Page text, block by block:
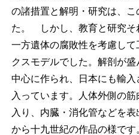
の諸措置と解明・研究は、
た。 しかし、教育と研究そ
一方遺体の腐敗性を考慮し
クスモデルでした。解剖が
中心に作られ、日本にも輸
入っています。人体外側の
入り、内臓・消化管などを
から十九世紀の作品の様です